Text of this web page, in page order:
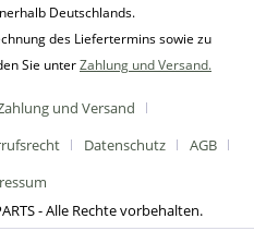
Deutschlands.
des Liefertermins sowie zu
Sie unterZahlung und Versand.
und Versand
Datenschutz
AGB
- Alle Rechte vorbehalten.